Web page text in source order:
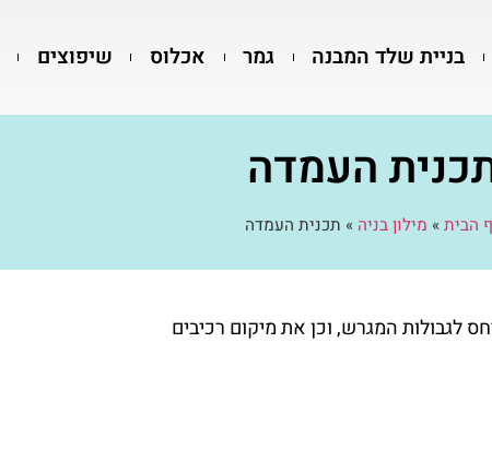
בניית שלד המבנה גמר אכלוס שיפוצים
העמדה
הבית» מילון בניה » תכנית העמדה
לגבולות המגרש, וכן את מיקום רכיבים